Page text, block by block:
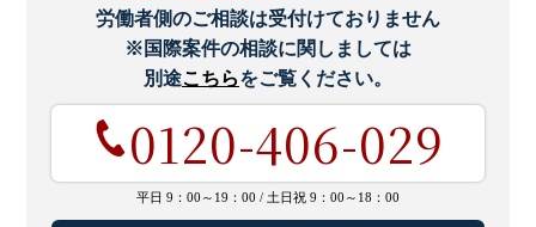
労働者側のご相談は受付けておりません
※国際案件の相談に関しましては
別途こちらをご覧ください。
0120-406-029
平日 9：00～19：00 / 土日祝 9：00～18：00